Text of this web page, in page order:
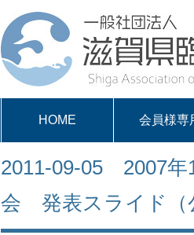
HOME 会員様専
会員様専用
パスワードを
する
求人案内
2011-09-05 2007年
会 発表スライド（